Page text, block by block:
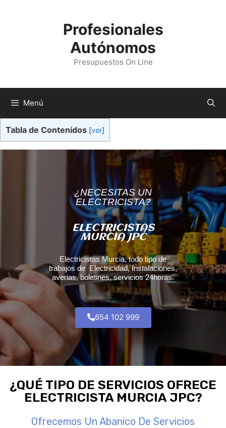
Profesionales
Autónomos
Presupuestos On Line
Menú
Tabla de Contenidos [ver]
¿NECESITAS UN
ELECTRICISTA?
ELECTRICISTAS
MURCIA JPC
Electricistas Murcia, todo tipo de
trabajos de Electricidad, Instalaciones,
averias, boletines, servicios 24horas.
654 102 999
¿QUÉ TIPO DE SERVICIOS OFRECE
ELECTRICISTA MURCIA JPC?
Ofrecemos Un Abanico De Servicios